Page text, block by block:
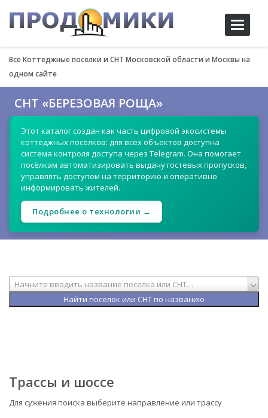
Toggle
Все Коттеджные посёлки и СНТ Московской области и Москвы на
одном сайте
СНТ «БЕРЕЗОВАЯ РОЩА»
Этот каталог создан как часть цифровой экосистемы
коттеджных посёлков: для всех объектов доступна
система контроля доступа через Telegram. Она помогает
посёлкам автоматизировать выдачу гостевых пропусков,
управлять доступом на территорию и оперативно
информировать жителей.
Подробнее о технологии →
Начните вводить название поселка или СНТ…
Трассы и шоссе
Для сужения поиска выберите направление или трассу